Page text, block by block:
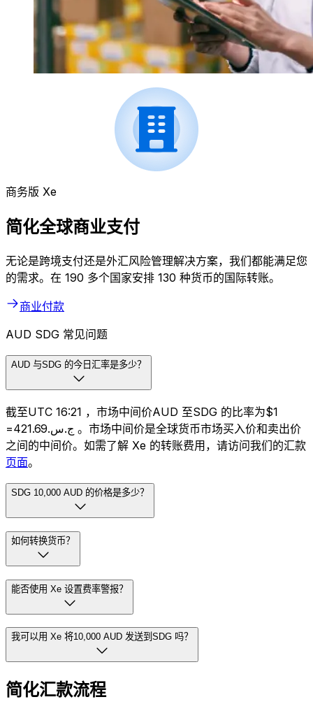
商务版 Xe
简化全球商业支付
无论是跨境支付还是外汇风险管理解决方案，我们都能满足您
的需求。在 190 多个国家安排 130 种货币的国际转账。
商业付款
AUD SDG 常见问题
AUD 与SDG 的今日汇率是多少？
截至UTC 16:21 ，市场中间价AUD 至SDG 的比率为$1
=ج.س.421.69 。市场中间价是全球货币市场买入价和卖出价
之间的中间价。如需了解 Xe 的转账费用，请访问我们的汇款
页面。
SDG 10,000 AUD 的价格是多少？
如何转换货币？
能否使用 Xe 设置费率警报？
我可以用 Xe 将10,000 AUD 发送到SDG 吗？
简化汇款流程